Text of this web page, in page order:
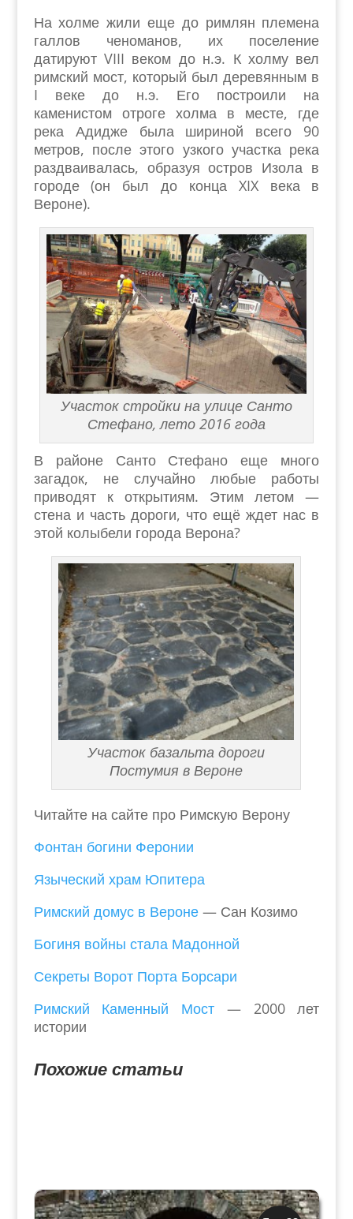
На холме жили еще до римлян племена
галлов ченоманов, их поселение
датируют VIII веком до н.э. К холму вел
римский мост, который был деревянным в
I веке до н.э. Его построили на
каменистом отроге холма в месте, где
река Адидже была шириной всего 90
метров, после этого узкого участка река
раздваивалась, образуя остров Изола в
городе (он был до конца XIX века в
Вероне).
Участок стройки на улице Санто
Стефано, лето 2016 года
В районе Санто Стефано еще много
загадок, не случайно любые работы
приводят к открытиям. Этим летом —
стена и часть дороги, что ещё ждет нас в
этой колыбели города Верона?
Участок базальта дороги
Постумия в Вероне
Читайте на сайте про Римскую Верону
Фонтан богини Феронии
Языческий храм Юпитера
Римский домус в Вероне— Сан Козимо
Богиня войны стала Мадонной
Секреты Ворот Порта Борсари
Римский Каменный Мост — 2000 лет
истории
Похожие статьи